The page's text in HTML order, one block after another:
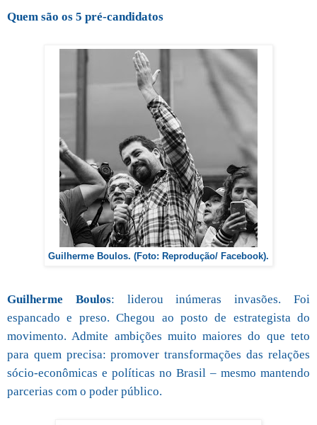
Quem são os 5 pré-candidatos
Guilherme Boulos. (Foto: Reprodução/ Facebook).
Guilherme Boulos: liderou inúmeras invasões. Foi
espancado e preso. Chegou ao posto de estrategista do
movimento. Admite ambições muito maiores do que teto
para quem precisa: promover transformações das relações
sócio-econômicas e políticas no Brasil – mesmo mantendo
parcerias com o poder público.